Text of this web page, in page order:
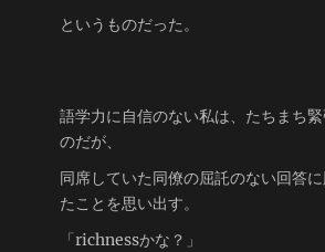
というものだった。
語学力に自信のない私は、たちまち
のだが、
同席していた同僚の屈託のない回答
たことを思い出す。
「richnessかな？」